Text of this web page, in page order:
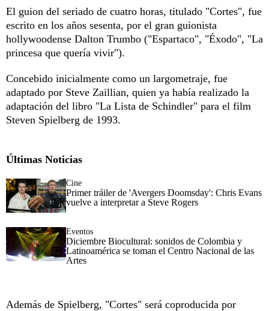
El guion del seriado de cuatro horas, titulado "Cortes", fue
escrito en los años sesenta, por el gran guionista
hollywoodense Dalton Trumbo ("Espartaco", "Éxodo", "La
princesa que quería vivir").
Concebido inicialmente como un largometraje, fue
adaptado por Steve Zaillian, quien ya había realizado la
adaptación del libro "La Lista de Schindler" para el film
Steven Spielberg de 1993.
Últimas Noticias
Cine
Primer tráiler de 'Avergers Doomsday': Chris Evans
vuelve a interpretar a Steve Rogers
Eventos
Diciembre Biocultural: sonidos de Colombia y
Latinoamérica se toman el Centro Nacional de las
Artes
Además de Spielberg, "Cortes" será coproducida por